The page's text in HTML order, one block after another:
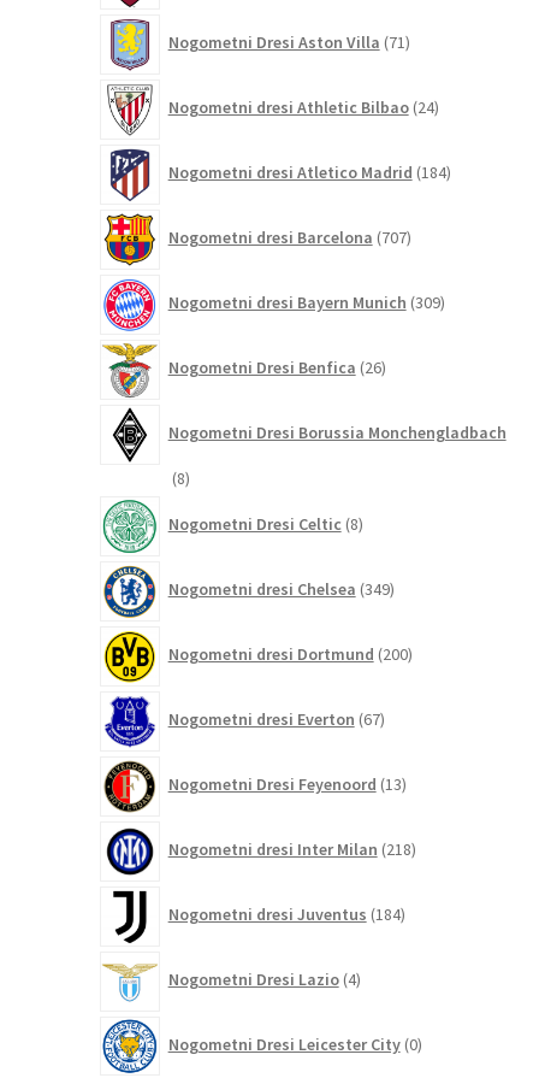
Nogometni Dresi Aston Villa 71izdelkov
Nogometni dresi Athletic Bilbao 24izdelkov
Nogometni dresi Atletico Madrid 184izdelkov
Nogometni dresi Barcelona 707izdelkov
Nogometni dresi Bayern Munich 309izdelkov
Nogometni Dresi Benfica 26izdelkov
Nogometni Dresi Borussia Monchengladbach
88
Nogometni Dresi Celtic 8izdelkov
Nogometni dresi Chelsea 349izdelkov
Nogometni dresi Dortmund 200izdelkov
Nogometni dresi Everton 67izdelkov
Nogometni Dresi Feyenoord 13izdelkov
Nogometni dresi Inter Milan 218izdelkov
Nogometni dresi Juventus 184izdelkov
Nogometni Dresi Lazio 4izdelki
Nogometni Dresi Leicester City 0izdelkov